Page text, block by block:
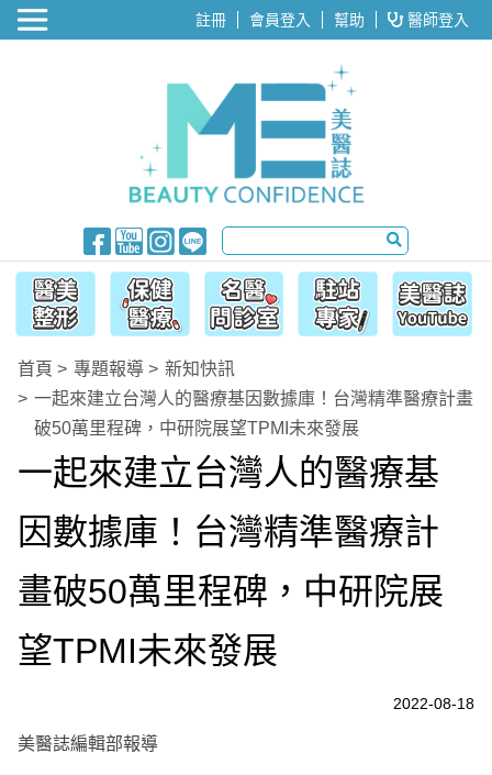
醫美整形 註冊 會員登入 幫助 醫師登入
首頁 專題報導
新知快訊
一起來建立台灣人的醫療基因數據庫！台灣精準醫療計畫
破50萬里程碑，中研院展望TPMI未來發展
一起來建立台灣人的醫療基
因數據庫！台灣精準醫療計
畫破50萬里程碑，中研院展
望TPMI未來發展
2022-08-18
美醫誌編輯部報導